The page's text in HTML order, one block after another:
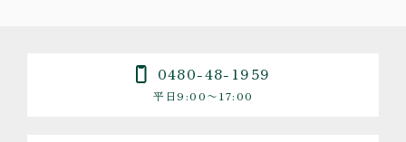
0480-48-1959
平日9:00〜17:00